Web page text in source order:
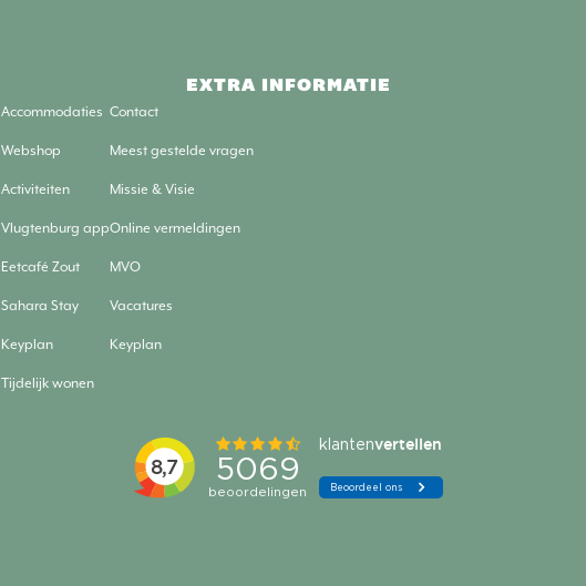
EXTRA INFORMATIE
Accommodaties
Webshop
Activiteiten
Vlugtenburg app
Eetcafé Zout
Sahara Stay
Keyplan
Tijdelijk wonen
Contact
Meest gestelde vragen
Missie & Visie
Online vermeldingen
MVO
Vacatures
Keyplan